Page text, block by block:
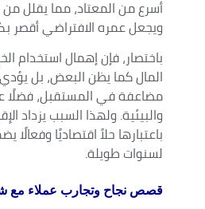
أسرع من المعتاد، مما يقلل
ويجعل عمره الافتراضي أقصر
باختصار، فإن إهمال استخدام
المال كما يظن البعض، بل
مضاعفة في المستقبل، فضلًا عن
والبيئية. ولهذا السبب يزداد
باعتبارها حلاً اقتصاديًا وفعالًا
لسنوات طويلة.
قصص نجاح وتجارب عملاء مع